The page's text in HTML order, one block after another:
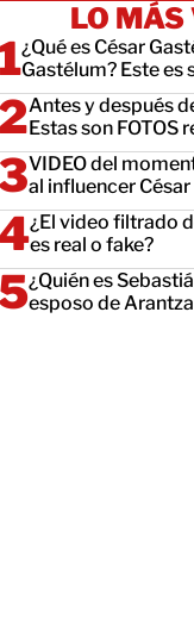
LO MÁS
¿Qué es César
Gastélum? Este es
Antes y después
Estas son FOTOS
VIDEO del
al influencer
¿El video filtrado
es real o fake?
¿Quién es
esposo de